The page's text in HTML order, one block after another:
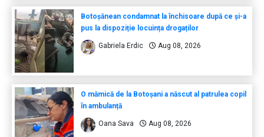
Botoșănean condamnat la închisoare după ce și-a
pus la dispoziție locuința drogaților
Gabriela Erdic Aug 08, 2026
O mămică de la Botoșani a născut al patrulea copil
în ambulanță
Oana Sava Aug 08, 2026